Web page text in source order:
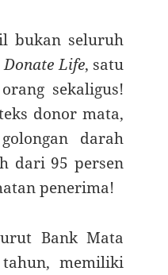
bukan seluruh
Donate Life, satu
sekaligus!
donor mata,
darah
dari 95 persen
penerima!
Bank Mata
memiliki